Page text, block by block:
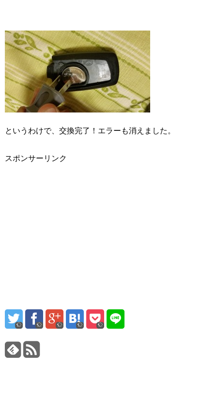
というわけで、交換完了！エラーも消えました。
スポンサーリンク